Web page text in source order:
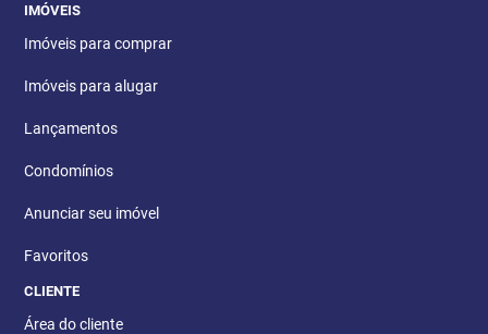
IMÓVEIS
Imóveis para comprar
Imóveis para alugar
Lançamentos
Condomínios
Anunciar seu imóvel
Favoritos
CLIENTE
Área do cliente